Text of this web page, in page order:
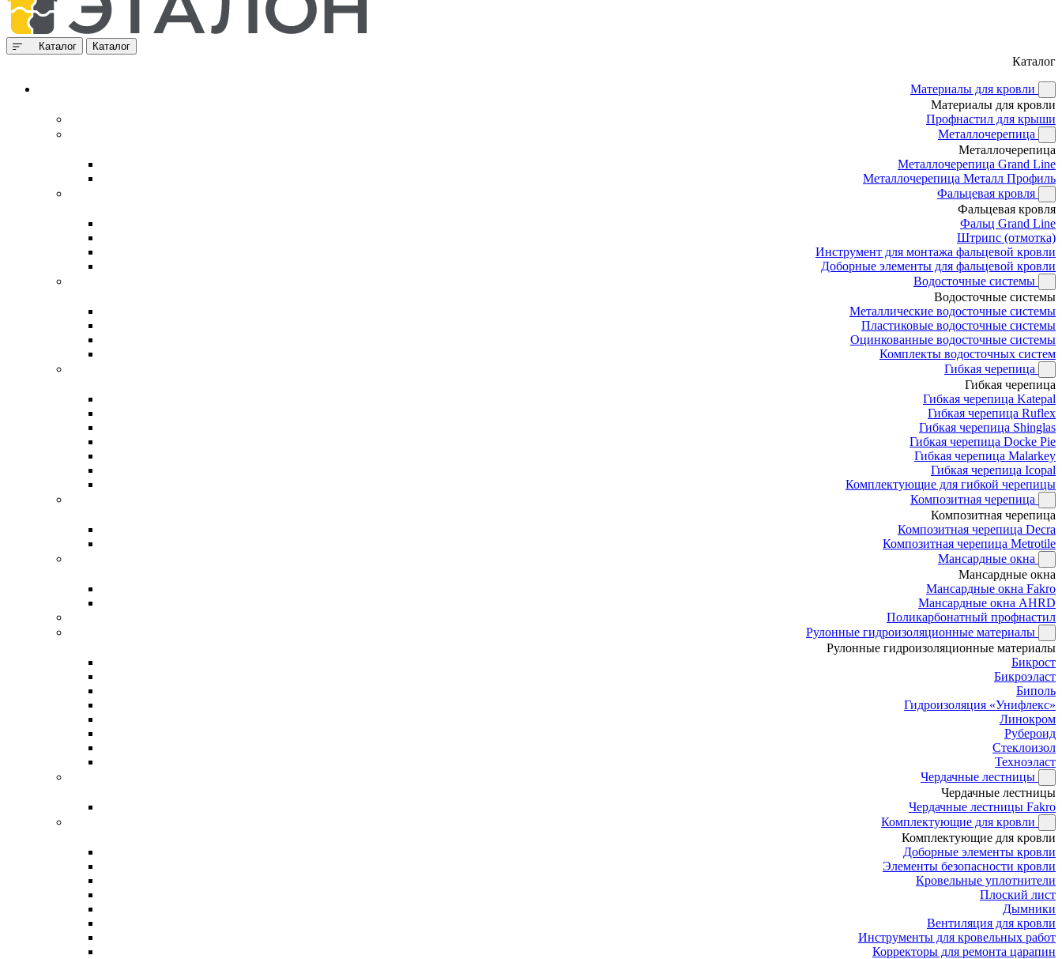
Каталог Каталог
Каталог
Материалы для кровли
Материалы для кровли
Профнастил для крыши
Металлочерепица
Металлочерепица
Металлочерепица Grand Line
Металлочерепица Металл Профиль
Фальцевая кровля
Фальцевая кровля
Фальц Grand Line
Штрипс (отмотка)
Инструмент для монтажа фальцевой кровли
Доборные элементы для фальцевой кровли
Водосточные системы
Водосточные системы
Металлические водосточные системы
Пластиковые водосточные системы
Оцинкованные водосточные системы
Комплекты водосточных систем
Гибкая черепица
Гибкая черепица
Гибкая черепица Katepal
Гибкая черепица Ruflex
Гибкая черепица Shinglas
Гибкая черепица Docke Pie
Гибкая черепица Malarkey
Гибкая черепица Icopal
Комплектующие для гибкой черепицы
Композитная черепица
Композитная черепица
Композитная черепица Decra
Композитная черепица Metrotile
Мансардные окна
Мансардные окна
Мансардные окна Fakro
Мансардные окна AHRD
Поликарбонатный профнастил
Рулонные гидроизоляционные материалы
Рулонные гидроизоляционные материалы
Бикрост
Бикроэласт
Биполь
Гидроизоляция «Унифлекс»
Линокром
Рубероид
Стеклоизол
Техноэласт
Чердачные лестницы
Чердачные лестницы
Чердачные лестницы Fakro
Комплектующие для кровли
Комплектующие для кровли
Доборные элементы кровли
Элементы безопасности кровли
Кровельные уплотнители
Плоский лист
Дымники
Вентиляция для кровли
Инструменты для кровельных работ
Корректоры для ремонта царапин